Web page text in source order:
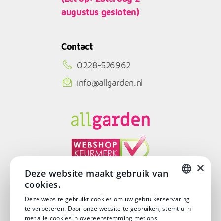
augustus gesloten)
Contact
0228-526962
info@allgarden.nl
DUTCH
×
Deze website maakt gebruik van
cookies.
Deze website gebruikt cookies om uw gebruikerservaring
te verbeteren. Door onze website te gebruiken, stemt u in
met alle cookies in overeenstemming met ons